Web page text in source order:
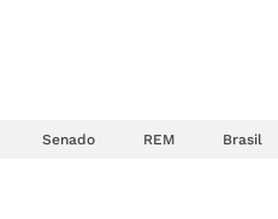
Senado REM Brasil